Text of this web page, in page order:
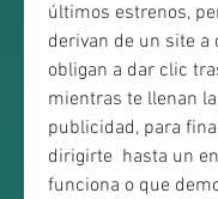
últimos estrenos,
derivan de un site a
obligan a dar clic
mientras te llenan
publicidad, para
dirigirte  hasta un
funciona o que